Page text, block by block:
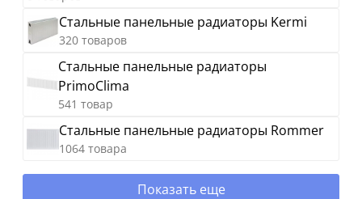
Стальные панельные радиаторы Kermi
320 товаров
Стальные панельные радиаторы
PrimoClima
541 товар
Стальные панельные радиаторы Rommer
1064 товара
Показать еще